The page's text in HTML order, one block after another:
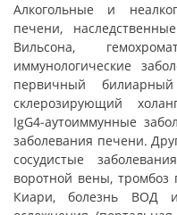
Алкогольные и
печени,
Вильсона,
иммунологические
первичный
склерозирующий
IgG4-аутоиммунные
заболевания печени.
сосудистые
воротной вены,
Киари, болезнь ВОД